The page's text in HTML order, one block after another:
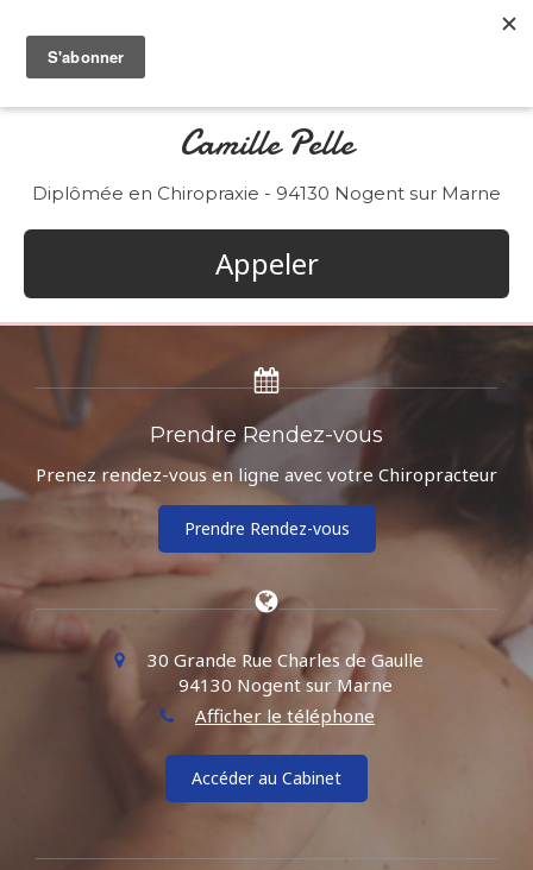
Camille Pelle
Diplômée en Chiropraxie - 94130 Nogent sur Marne
Appeler
Prendre Rendez-vous
Prenez rendez-vous en ligne avec votre Chiropracteur
Prendre Rendez-vous
30 Grande Rue Charles de Gaulle
94130 Nogent sur Marne
Afficher le téléphone
Accéder au Cabinet